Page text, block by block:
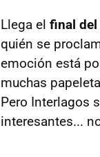
Llega el final del
quién se
emoción está
muchas
Pero Interlagos
interesantes...